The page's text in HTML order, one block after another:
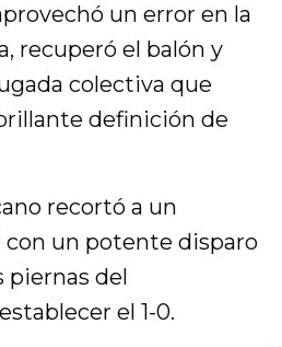
un error en la
recuperó el balón y
colectiva que
definición de
recortó a un
un potente disparo
piernas del
el 1-0.